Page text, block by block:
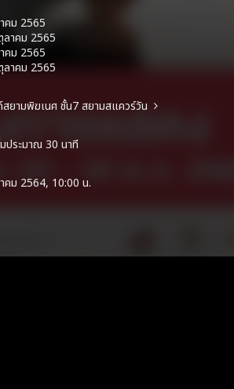
คม 2565
าคม 2565
คม 2565
าคม 2565
สยามพิฆเนศ ชั้น7 สยามสแควร์วัน
ประมาณ 30 นาที
ม 2564, 10:00 น.